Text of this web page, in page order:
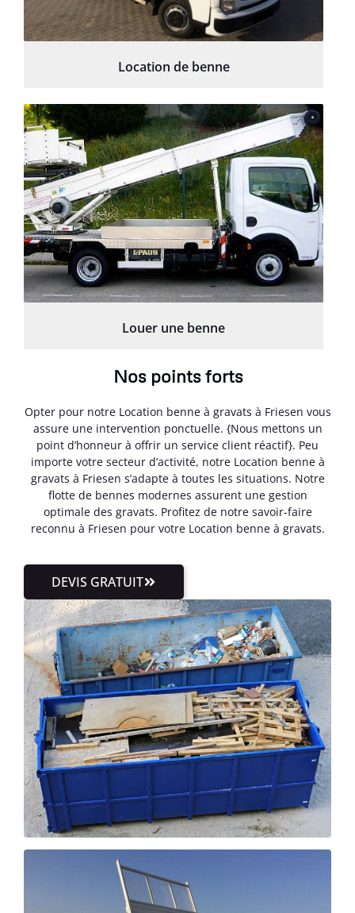
Location de benne
Louer une benne
Nos points forts
Opter pour notre Location benne à gravats à Friesen vous
assure une intervention ponctuelle. {Nous mettons un
point d’honneur à offrir un service client réactif}. Peu
importe votre secteur d’activité, notre Location benne à
gravats à Friesen s’adapte à toutes les situations. Notre
flotte de bennes modernes assurent une gestion
optimale des gravats. Profitez de notre savoir-faire
reconnu à Friesen pour votre Location benne à gravats.
DEVIS GRATUIT